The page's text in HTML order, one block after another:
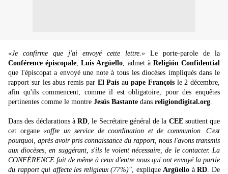
«Je confirme que j'ai envoyé cette lettre.» Le porte-parole de la
Conférence épiscopale,Luis Argüello, admet à Religión Confidential
que l'épiscopat a envoyé une note à tous les diocèses impliqués dans le
rapport sur les abus remis par El Paísau pape Françoisle 2 décembre,
afin qu'ils commencent, comme il est obligatoire, pour des enquêtes
pertinentes comme le montre Jesús Bastante dans religiondigital.org.
Dans des déclarations à RD, le Secrétaire général de la CEEsoutient que
cet organe «offre un service de coordination et de communion. C'est
pourquoi, après avoir pris connaissance du rapport, nous l'avons transmis
aux diocèses, en suggérant, s'ils le voient nécessaire, de le contacter. La
CONFÉRENCE fait de même à ceux d'entre nous qui ont envoyé la partie
du rapport qui affecte les religieux (77%)", expliqueArgüello àRD. De